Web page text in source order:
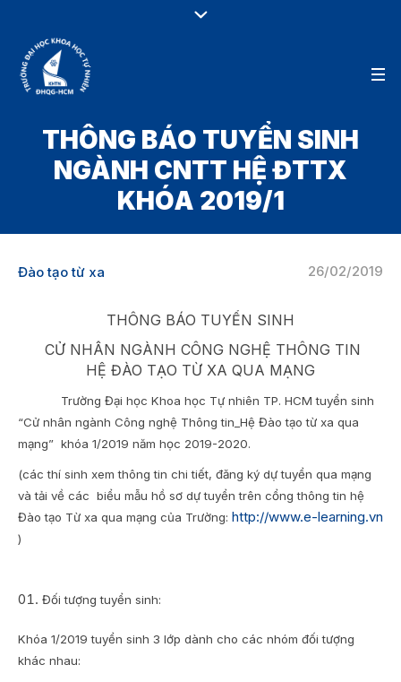
THÔNG BÁO TUYỂN SINH
NGÀNH CNTT HỆ ĐTTX
KHÓA 2019/1
26/02/2019
Đào tạo từ xa
THÔNG BÁO TUYỂN SINH
CỬ NHÂN NGÀNH CÔNG NGHỆ THÔNG TIN
HỆ ĐÀO TẠO TỪ XA QUA MẠNG
Trường Đại học Khoa học Tự nhiên TP. HCM tuyển sinh
“Cử nhân ngành Công nghệ Thông tin_Hệ Đào tạo từ xa qua
mạng” khóa 1/2019 năm học 2019-2020.
(các thí sinh xem thông tin chi tiết, đăng ký dự tuyển qua mạng
và tải về các biểu mẫu hồ sơ dự tuyển trên cổng thông tin hệ
Đào tạo Từ xa qua mạng của Trường: http://www.e-learning.vn
)
Đối tượng tuyển sinh:
Khóa 1/2019 tuyển sinh 3 lớp dành cho các nhóm đối tượng
khác nhau: